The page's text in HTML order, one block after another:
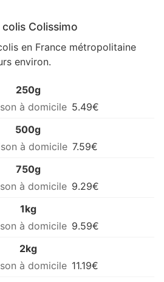
Colissimo
en France métropolitaine
environ.
250g
5.49€
500g
7.59€
750g
9.29€
1kg
9.59€
2kg
11.19€